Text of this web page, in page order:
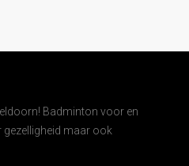
Badminton voor en
gezelligheid maar ook